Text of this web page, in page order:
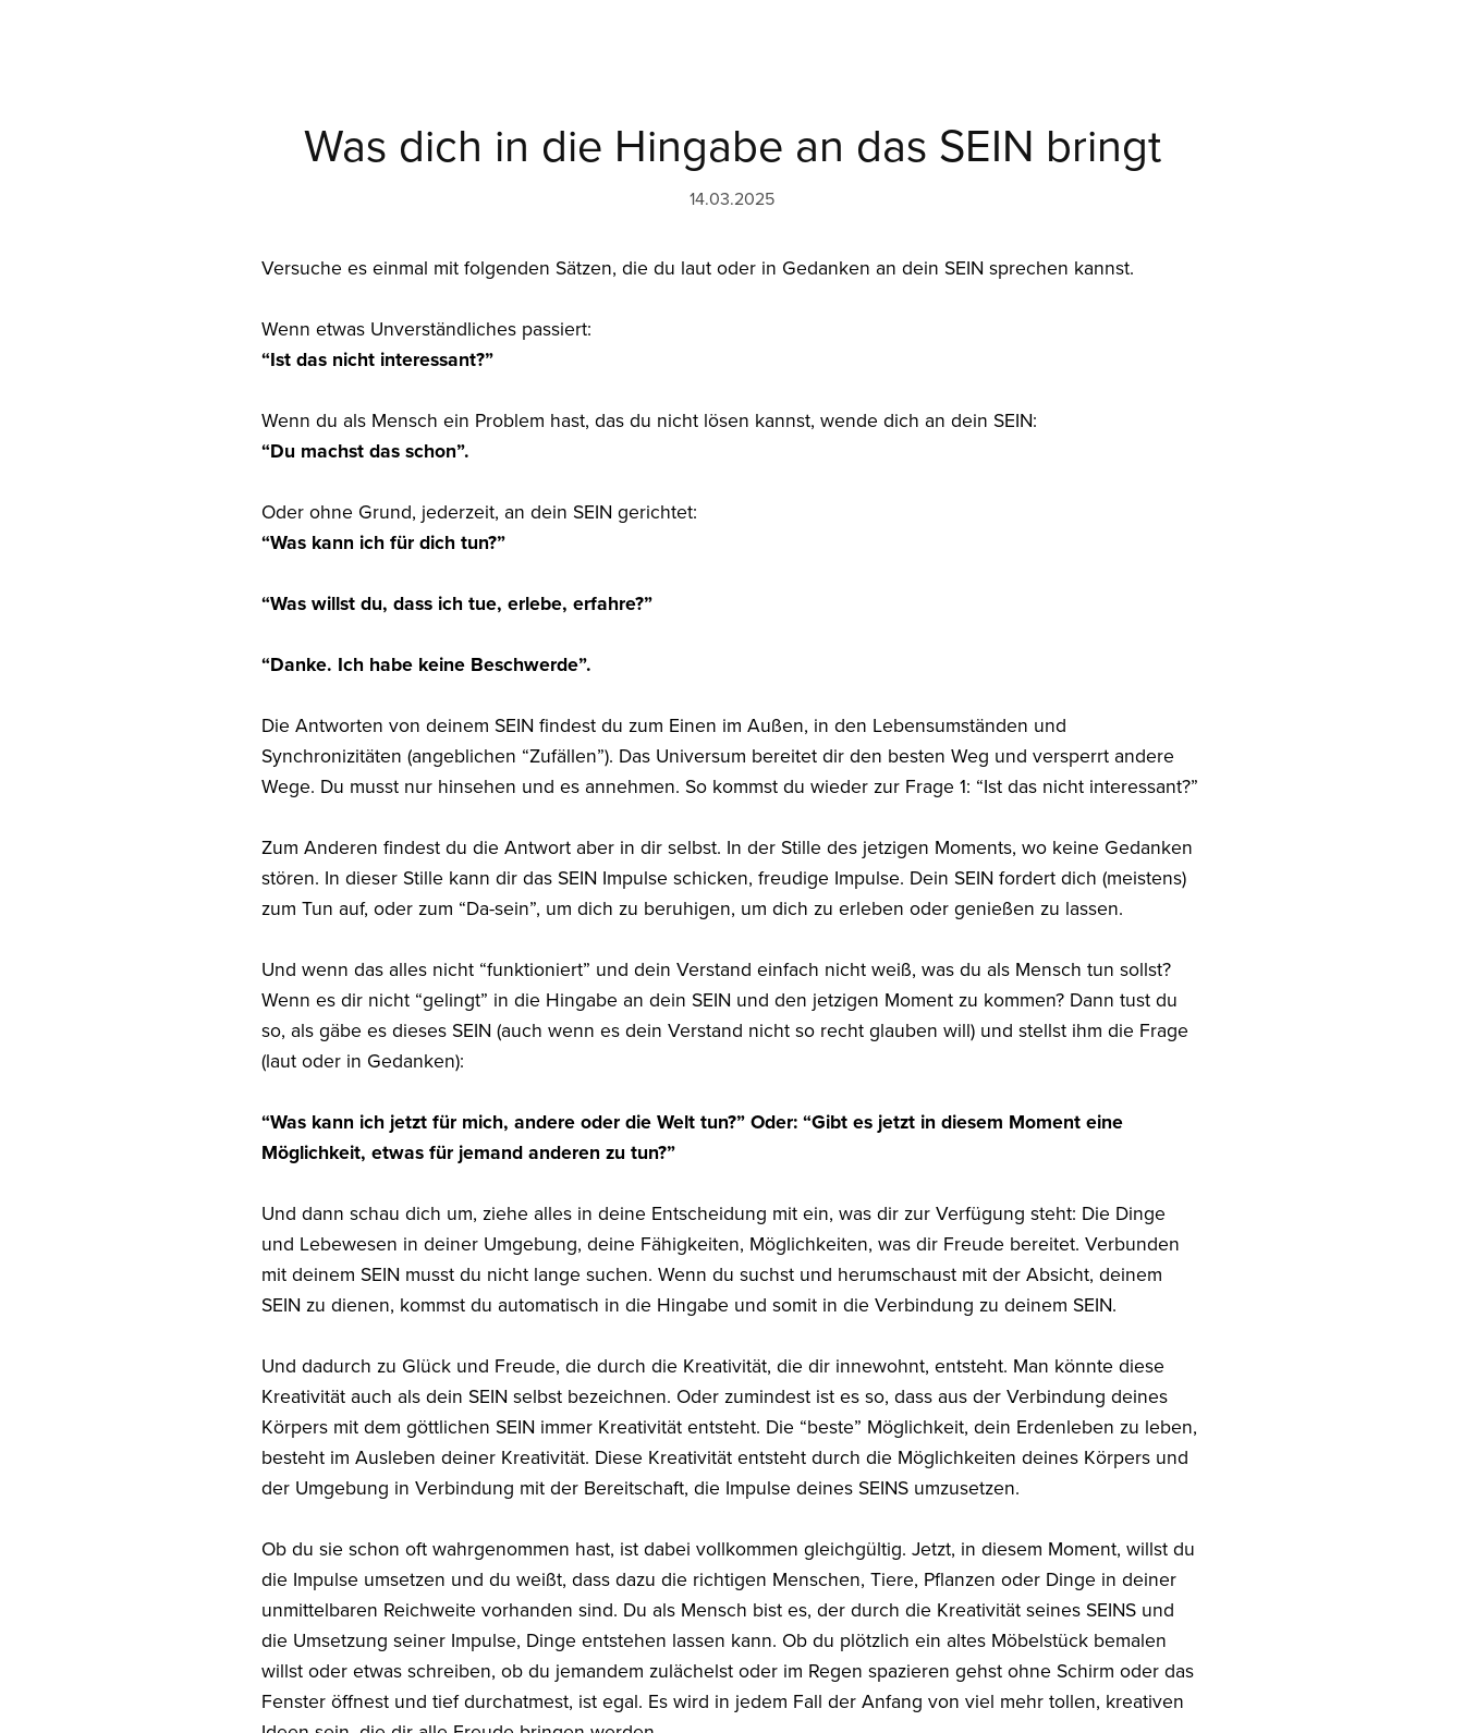
Was dich in die Hingabe an das SEIN bringt
14.03.2025
Versuche es einmal mit folgenden Sätzen, die du laut oder in Gedanken an dein SEIN sprechen kannst.
Wenn etwas Unverständliches passiert:
“Ist das nicht interessant?”
Wenn du als Mensch ein Problem hast, das du nicht lösen kannst, wende dich an dein SEIN:
“Du machst das schon”.
Oder ohne Grund, jederzeit, an dein SEIN gerichtet:
“Was kann ich für dich tun?”
“Was willst du, dass ich tue, erlebe, erfahre?”
“Danke. Ich habe keine Beschwerde”.
Die Antworten von deinem SEIN findest du zum Einen im Außen, in den Lebensumständen und
Synchronizitäten (angeblichen “Zufällen”). Das Universum bereitet dir den besten Weg und versperrt andere
Wege. Du musst nur hinsehen und es annehmen. So kommst du wieder zur Frage 1: “Ist das nicht interessant?”
Zum Anderen findest du die Antwort aber in dir selbst. In der Stille des jetzigen Moments, wo keine Gedanken
stören. In dieser Stille kann dir das SEIN Impulse schicken, freudige Impulse. Dein SEIN fordert dich (meistens)
zum Tun auf, oder zum “Da-sein”, um dich zu beruhigen, um dich zu erleben oder genießen zu lassen.
Und wenn das alles nicht “funktioniert” und dein Verstand einfach nicht weiß, was du als Mensch tun sollst?
Wenn es dir nicht “gelingt” in die Hingabe an dein SEIN und den jetzigen Moment zu kommen? Dann tust du
so, als gäbe es dieses SEIN (auch wenn es dein Verstand nicht so recht glauben will) und stellst ihm die Frage
(laut oder in Gedanken):
“Was kann ich jetzt für mich, andere oder die Welt tun?” Oder: “Gibt es jetzt in diesem Moment eine
Möglichkeit, etwas für jemand anderen zu tun?”
Und dann schau dich um, ziehe alles in deine Entscheidung mit ein, was dir zur Verfügung steht: Die Dinge
und Lebewesen in deiner Umgebung, deine Fähigkeiten, Möglichkeiten, was dir Freude bereitet. Verbunden
mit deinem SEIN musst du nicht lange suchen. Wenn du suchst und herumschaust mit der Absicht, deinem
SEIN zu dienen, kommst du automatisch in die Hingabe und somit in die Verbindung zu deinem SEIN.
Und dadurch zu Glück und Freude, die durch die Kreativität, die dir innewohnt, entsteht. Man könnte diese
Kreativität auch als dein SEIN selbst bezeichnen. Oder zumindest ist es so, dass aus der Verbindung deines
Körpers mit dem göttlichen SEIN immer Kreativität entsteht. Die “beste” Möglichkeit, dein Erdenleben zu leben,
besteht im Ausleben deiner Kreativität. Diese Kreativität entsteht durch die Möglichkeiten deines Körpers und
der Umgebung in Verbindung mit der Bereitschaft, die Impulse deines SEINS umzusetzen.
Ob du sie schon oft wahrgenommen hast, ist dabei vollkommen gleichgültig. Jetzt, in diesem Moment, willst du
die Impulse umsetzen und du weißt, dass dazu die richtigen Menschen, Tiere, Pflanzen oder Dinge in deiner
unmittelbaren Reichweite vorhanden sind. Du als Mensch bist es, der durch die Kreativität seines SEINS und
die Umsetzung seiner Impulse, Dinge entstehen lassen kann. Ob du plötzlich ein altes Möbelstück bemalen
willst oder etwas schreiben, ob du jemandem zulächelst oder im Regen spazieren gehst ohne Schirm oder das
Fenster öffnest und tief durchatmest, ist egal. Es wird in jedem Fall der Anfang von viel mehr tollen, kreativen